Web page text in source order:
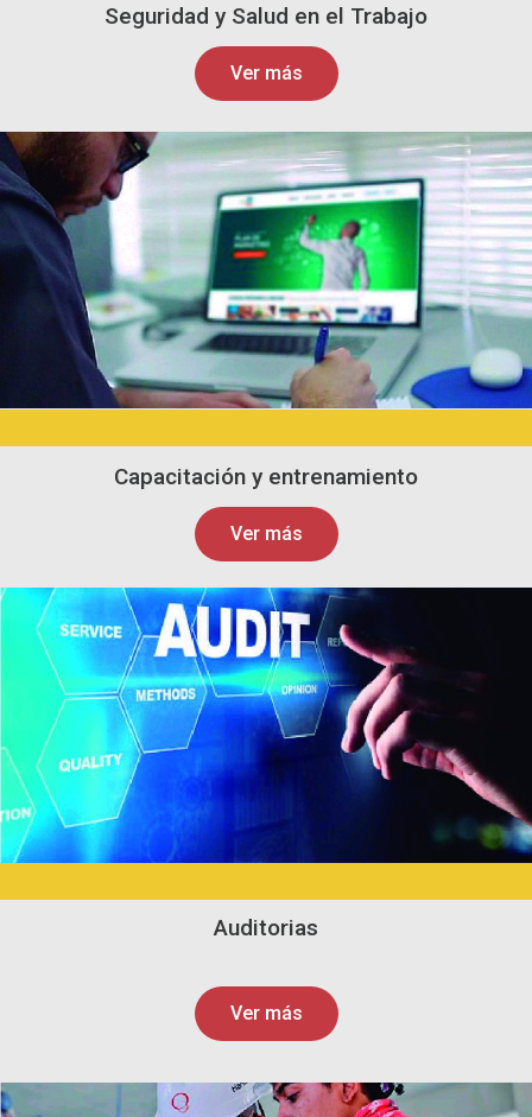
Seguridad y Salud en el Trabajo
Ver más
Capacitación y entrenamiento
Ver más
Auditorias
Ver más